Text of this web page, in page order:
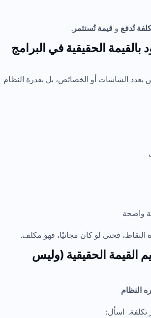
تُدفع و قيمة تُستثمر.
بالقيمة الحقيقية في البرامج
بعدد الشاشات أو الخصائص، بل بقدرة النظام
واضحة
النقاط، فحتى لو كان مجانيًا، فهو مكلف.
القيمة الحقيقية (وليس
النظام
تكلفة. اسأل: